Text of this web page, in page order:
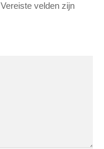
Vereiste velden zijn